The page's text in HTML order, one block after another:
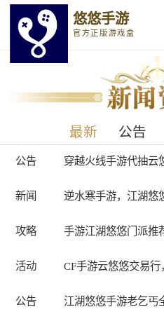
悠悠手游
官方正版游戏盒
最新 公告
公告
新闻
逆水寒手游，江湖悠
攻略
活动
公告